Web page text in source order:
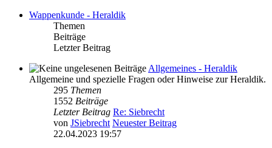
Wappenkunde - Heraldik
Themen
Beiträge
Letzter Beitrag
Allgemeines - Heraldik
Allgemeine und spezielle Fragen oder Hinweise zur Heraldik.
295 Themen
1552 Beiträge
Letzter Beitrag Re: Siebrecht
von JSiebrecht Neuester Beitrag
22.04.2023 19:57